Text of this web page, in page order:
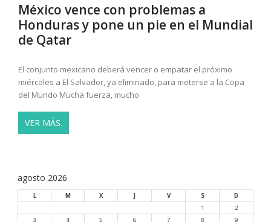
México vence con problemas a
Honduras y pone un pie en el Mundial
de Qatar
El conjunto mexicano deberá vencer o empatar el próximo
miércoles a El Salvador, ya eliminado, para meterse a la Copa
del Mundo Mucha fuerza, mucho
VER MÁS.
agosto 2026
L M X J V S
D
1
2
3
4 5 6 7 8
9